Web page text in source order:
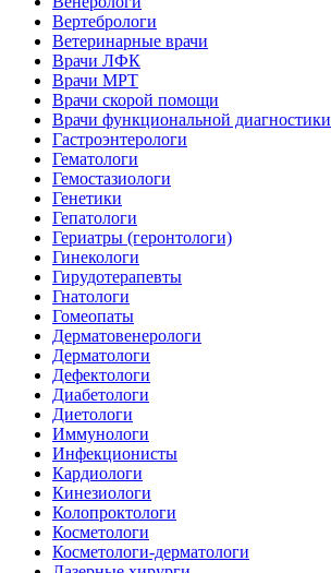
Вертебрологи
Ветеринарные врачи
Врачи ЛФК
Врачи МРТ
Врачи скорой помощи
Врачи функциональной диагностики
Гастроэнтерологи
Гематологи
Гемостазиологи
Генетики
Гепатологи
Гериатры (геронтологи)
Гинекологи
Гирудотерапевты
Гнатологи
Гомеопаты
Дерматовенерологи
Дерматологи
Дефектологи
Диабетологи
Диетологи
Иммунологи
Инфекционисты
Кардиологи
Кинезиологи
Колопроктологи
Косметологи
Косметологи-дерматологи